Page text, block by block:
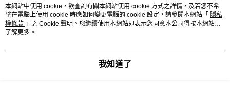
熱門標籤
本網站中使用 cookie，欲查詢有關本網站使用 cookie 方式之詳情，及若您不希
望在電腦上使用 cookie 時應如何變更電腦的 cookie 設定，請參閱本網站「 隱私
權條款 」之 Cookie 聲明。您繼續使用本網站即表示您同意本公司得按本網站使
用條款之 Cookie 聲明使用 cookie。
了解更多 >
我知道了